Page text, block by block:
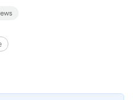
cắt bao quy đầu trước khi